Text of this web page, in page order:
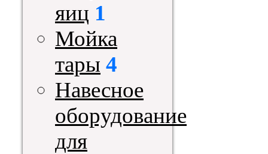
яиц 1
Мойка
тары 4
Навесное
оборудование
для